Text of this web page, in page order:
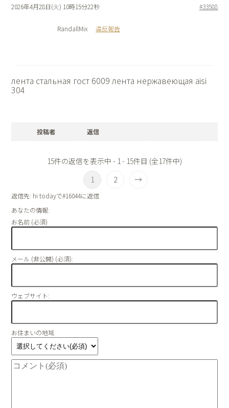
2026年4月28日(火) 10時15分22秒 #33588
RandallMix 違反報告
лента стальная гост 6009лента нержавеющая aisi
304
投稿者 返信
15件の返信を表示中 - 1 - 15件目 (全17件中)
1 2 →
返信先: hi todayで#16044に返信
あなたの情報:
お名前 (必須)
メール (非公開) (必須):
ウェブサイト:
お住まいの地域